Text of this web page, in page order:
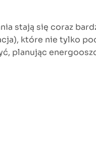
stają się coraz
które nie tylko
planując